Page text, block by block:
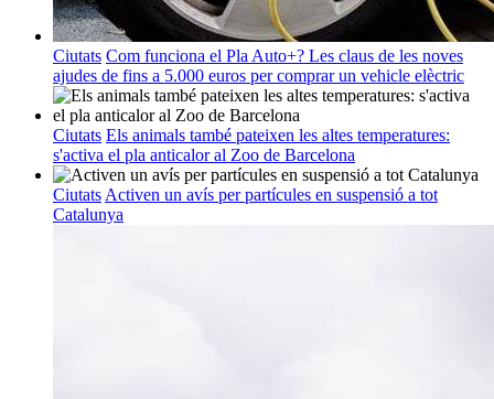
Ciutats Com funciona el Pla Auto+? Les claus de les noves
ajudes de fins a 5.000 euros per comprar un vehicle elèctric
Ciutats Els animals també pateixen les altes temperatures:
s'activa el pla anticalor al Zoo de Barcelona
CiutatsActiven un avís per partícules en suspensió a tot
Catalunya